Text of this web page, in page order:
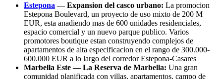
Estepona — Expansion del casco urbano: La promocion
Estepona Boulevard, un proyecto de uso mixto de 200 M
EUR, esta anadiendo mas de 600 unidades residenciales,
espacio comercial y un nuevo parque publico. Varios
promotores boutique estan construyendo complejos de
apartamentos de alta especificacion en el rango de 300.000-
600.000 EUR a lo largo del corredor Estepona-Casares
Marbella Este — La Reserva de Marbella: Una gran
comunidad planificada con villas, apartamentos, campo de